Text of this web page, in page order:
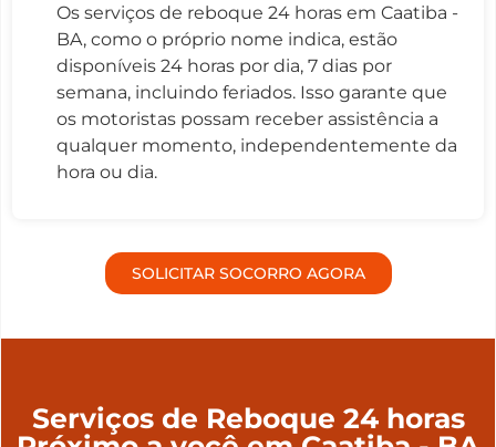
Os serviços de reboque 24 horas em Caatiba -
BA, como o próprio nome indica, estão
disponíveis 24 horas por dia, 7 dias por
semana, incluindo feriados. Isso garante que
os motoristas possam receber assistência a
qualquer momento, independentemente da
hora ou dia.
SOLICITAR SOCORRO AGORA
Serviços de Reboque 24 horas